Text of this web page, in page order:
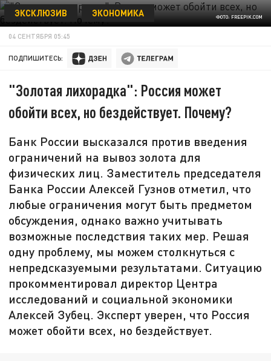
ФОТО: FREEPIK.COM
ЭКСКЛЮЗИВ ЭКОНОМИКА
04 СЕНТЯБРЯ 05:45
ПОДПИШИТЕСЬ:
"Золотая лихорадка": Россия может
обойти всех, но бездействует. Почему?
Банк России высказался против введения
ограничений на вывоз золота для
физических лиц. Заместитель председателя
Банка России Алексей Гузнов отметил, что
любые ограничения могут быть предметом
обсуждения, однако важно учитывать
возможные последствия таких мер. Решая
одну проблему, мы можем столкнуться с
непредсказуемыми результатами. Ситуацию
прокомментировал директор Центра
исследований и социальной экономики
Алексей Зубец. Эксперт уверен, что Россия
может обойти всех, но бездействует.